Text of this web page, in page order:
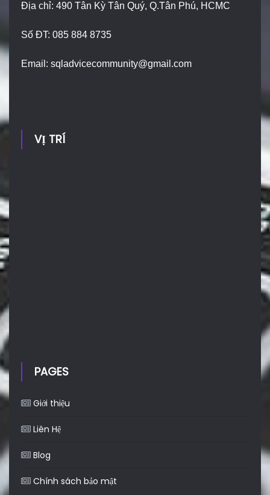
Địa chỉ: 490 Tân Kỳ Tân Quý, Q.Tân Phú, HCMC
Số ĐT: 085 884 8735
Email:sqladvicecommunity@gmail.com
VỊ TRÍ
PAGES
Giới thiệu
Liên Hệ
Blog
Chính sách bảo mật